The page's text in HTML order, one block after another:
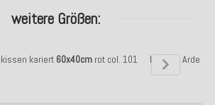
weitere Größen:
kariert 60x40cmrot col. 101 H.O.C.K.